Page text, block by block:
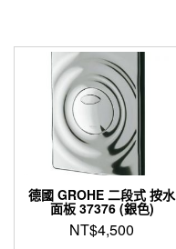
德國 GROHE 二段式 按水
面板 37376 (銀色)
NT$4,500